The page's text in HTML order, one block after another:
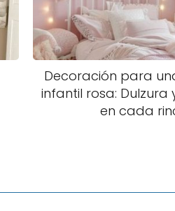
Decoración para
infantil rosa:
en cada